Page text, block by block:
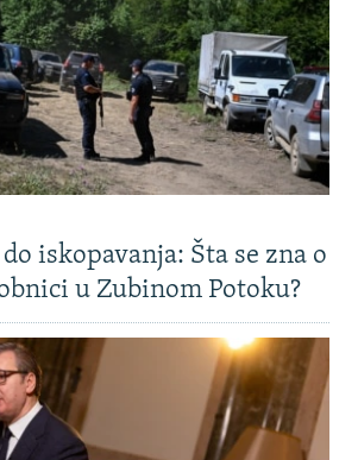
iskopavanja: Šta se zna o
u Zubinom Potoku?